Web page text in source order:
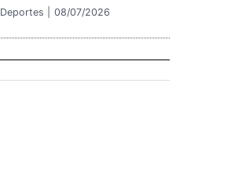
Deportes | 08/07/2026